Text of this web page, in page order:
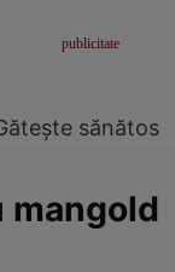
sănătos
mangold